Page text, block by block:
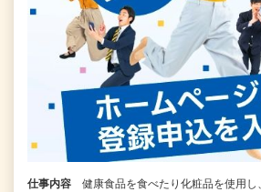
仕事内容
健康食品を食べたり化粧品を使用し